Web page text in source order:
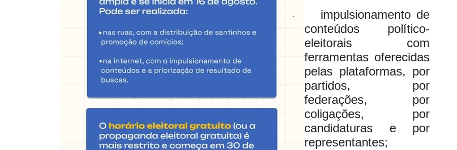
·
impulsionamento de
conteúdos político-
eleitorais com
ferramentas oferecidas
pelas plataformas, por
partidos, por
federações, por
coligações, por
candidaturas e por
representantes;